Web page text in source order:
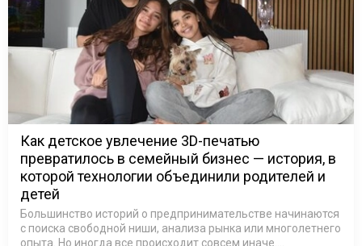
Как детское увлечение 3D-печатью
превратилось в семейный бизнес — история, в
которой технологии объединили родителей и
детей
Большинство историй о предпринимательстве начинаются
с поиска свободной ниши, анализа рынка или многолетнего
опыта. Но иногда все происходит совсем иначе.